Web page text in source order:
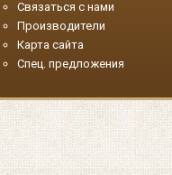
Связаться с нами
Производители
Карта сайта
Спец. предложения